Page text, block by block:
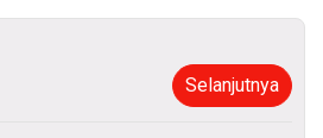
Selanjutnya